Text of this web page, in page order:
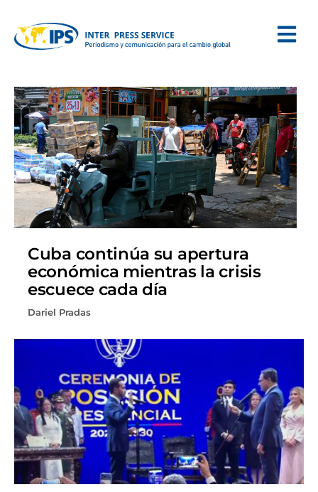
Cuba continúa su apertura
económica mientras la crisis
escuece cada día
Dariel Pradas